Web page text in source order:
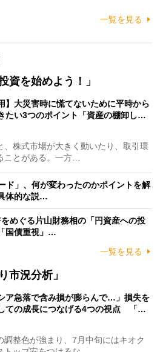
一覧を見る
資を始めよう！」
】大災害時に慌てないために平時から
たい3つのポイント「資産の棚卸し…
株式市場が大きく動いたり、取引環
ことがある。一方…
ド」、何が変わったのかポイントを解
体的な説…
をめぐる片山財務相の「円資産への投
国債重視」…
一覧を見る
市況分析」
ア急落で含み損が膨らんで…」損失を
ての成長につなげる4つの視点 「…
整色が強まり、7月中旬にはキオク